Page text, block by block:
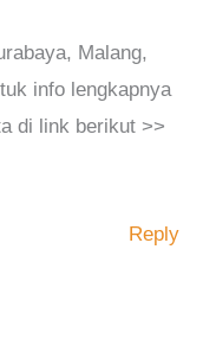
Malang,
info lengkapnya
di link berikut >>
Reply